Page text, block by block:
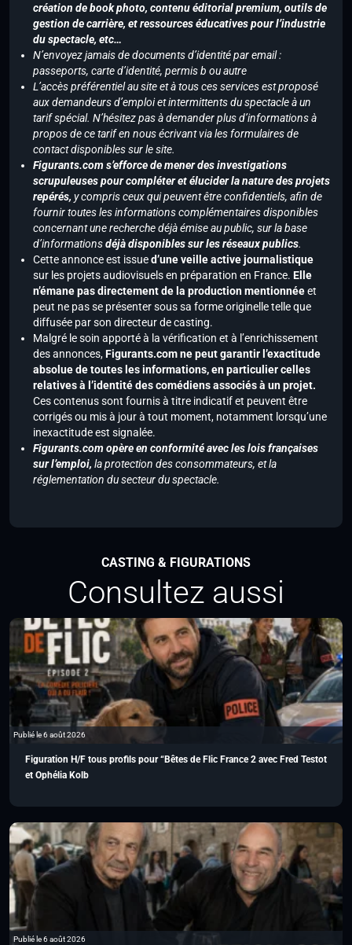
création de book photo, contenu éditorial premium, outils de
gestion de carrière, et ressources éducatives pour l’industrie
du spectacle, etc…
N’envoyez jamais de documents d’identité par email :
passeports, carte d’identité, permis b ou autre
L’accès préférentiel au site et à tous ces services est proposé
aux demandeurs d’emploi et intermittents du spectacle à un
tarif spécial. N’hésitez pas à demander plus d’informations à
propos de ce tarif en nous écrivant via les formulaires de
contact disponibles sur le site.
Figurants.com s’efforce de mener des investigations
scrupuleuses pour compléter et élucider la nature des projets
repérés, y compris ceux qui peuvent être confidentiels, afin de
fournir toutes les informations complémentaires disponibles
concernant une recherche déjà émise au public, sur la base
d’informationsdéjà disponibles sur les réseaux publics.
Cette annonce est issued’une veille active journalistique
sur les projets audiovisuels en préparation en France. Elle
n’émane pas directement de la production mentionnéeet
peut ne pas se présenter sous sa forme originelle telle que
diffusée par son directeur de casting.
Malgré le soin apporté à la vérification et à l’enrichissement
des annonces,Figurants.com ne peut garantir l’exactitude
absolue de toutes les informations, en particulier celles
relatives à l’identité des comédiens associés à un projet.
Ces contenus sont fournis à titre indicatif et peuvent être
corrigés ou mis à jour à tout moment, notamment lorsqu’une
inexactitude est signalée.
Figurants.com opère en conformité avec les lois françaises
sur l’emploi, la protection des consommateurs, et la
réglementation du secteur du spectacle.
CASTING & FIGURATIONS
Consultez aussi
Publié le 6 août 2026
Figuration H/F tous profils pour “Bêtes de Flic France 2 avec Fred Testot
et Ophélia Kolb
Publié le 6 août 2026